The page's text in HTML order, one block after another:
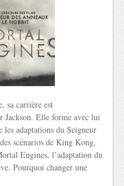
sa carrière est
Jackson. Elle forme avec lui
adaptations du Seigneur
scénarios de King Kong,
Engines, l’adaptation du
Pourquoi changer une